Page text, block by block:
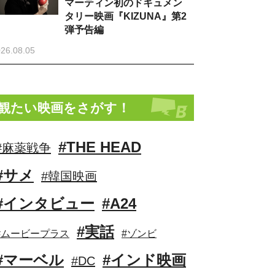
マーティン初のドキュメン
タリー映画『KIZUNA』第2
弾予告編
たい映画をさがす！
薬戦争 #THE HEAD
サメ
#韓国映画
インタビュー #A24
ービープラス #実話 #ゾンビ
マーベル #DC #インド映画